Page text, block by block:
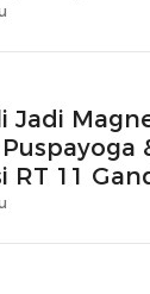
Jadi
RT 11